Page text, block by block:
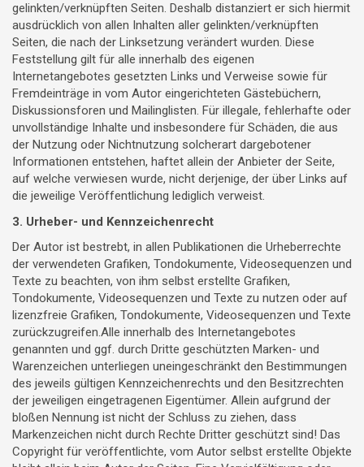
gelinkten/verknüpften Seiten. Deshalb distanziert er sich hiermit
ausdrücklich von allen Inhalten aller gelinkten/verknüpften
Seiten, die nach der Linksetzung verändert wurden. Diese
Feststellung gilt für alle innerhalb des eigenen
Internetangebotes gesetzten Links und Verweise sowie für
Fremdeinträge in vom Autor eingerichteten Gästebüchern,
Diskussionsforen und Mailinglisten. Für illegale, fehlerhafte oder
unvollständige Inhalte und insbesondere für Schäden, die aus
der Nutzung oder Nichtnutzung solcherart dargebotener
Informationen entstehen, haftet allein der Anbieter der Seite,
auf welche verwiesen wurde, nicht derjenige, der über Links auf
die jeweilige Veröffentlichung lediglich verweist.
3. Urheber- und Kennzeichenrecht
Der Autor ist bestrebt, in allen Publikationen die Urheberrechte
der verwendeten Grafiken, Tondokumente, Videosequenzen und
Texte zu beachten, von ihm selbst erstellte Grafiken,
Tondokumente, Videosequenzen und Texte zu nutzen oder auf
lizenzfreie Grafiken, Tondokumente, Videosequenzen und Texte
zurückzugreifen.Alle innerhalb des Internetangebotes
genannten und ggf. durch Dritte geschützten Marken- und
Warenzeichen unterliegen uneingeschränkt den Bestimmungen
des jeweils gültigen Kennzeichenrechts und den Besitzrechten
der jeweiligen eingetragenen Eigentümer. Allein aufgrund der
bloßen Nennung ist nicht der Schluss zu ziehen, dass
Markenzeichen nicht durch Rechte Dritter geschützt sind! Das
Copyright für veröffentlichte, vom Autor selbst erstellte Objekte